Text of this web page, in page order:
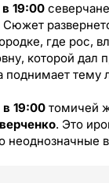
в 19:00
Сюжет
где рос,
которой дал
поднимает
в 19:00 томичей
. Это
неоднозначные